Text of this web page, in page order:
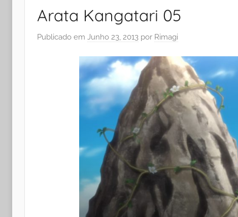
Arata Kangatari 05
Publicado em Junho 23, 2013 por Rimagi